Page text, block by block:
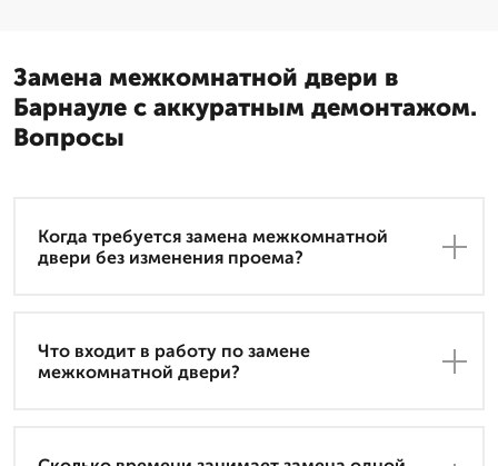
Замена межкомнатной двери в
Барнауле с аккуратным демонтажом.
Вопросы
Когда требуется замена межкомнатной
двери без изменения проема?
Что входит в работу по замене
межкомнатной двери?